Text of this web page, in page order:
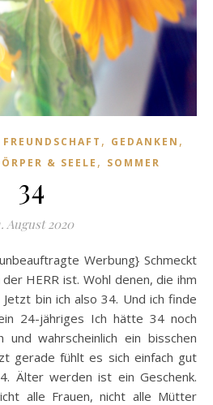
FREUNDSCHAFT , GEDANKEN ,
& SEELE , SOMMER
34
August 2020
HERR ist. Wohl denen, die ihm
bin ich also 34. Und ich finde
24-jähriges Ich hätte 34 noch
und wahrscheinlich ein bisschen
gerade fühlt es sich einfach gut
Älter werden ist ein Geschenk.
alle Frauen, nicht alle Mütter